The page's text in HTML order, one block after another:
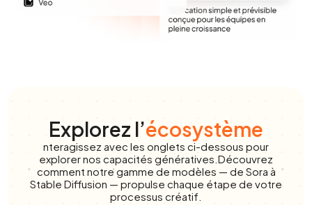
Explorez l’écosystème
nteragissez avec les onglets ci-dessous pour
explorer nos capacités génératives.Découvrez
comment notre gamme de modèles — de Sora à
Stable Diffusion — propulse chaque étape de votre
processus créatif.